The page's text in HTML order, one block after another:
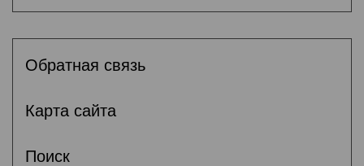
Обратная связь
Карта сайта
Поиск